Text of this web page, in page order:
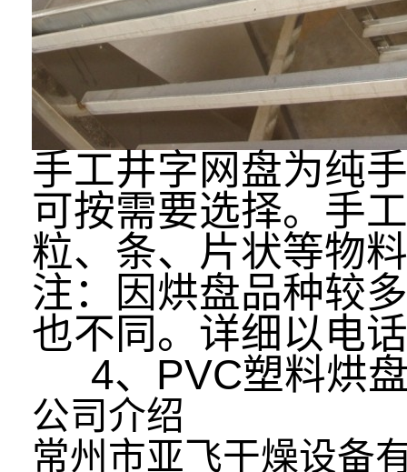
手工井字网盘为纯
可按需要选择。手
粒、条、片状等物
注：因烘盘品种较
也不同。
4、PVC塑料烘
公司介绍
常州市亚飞干燥设备